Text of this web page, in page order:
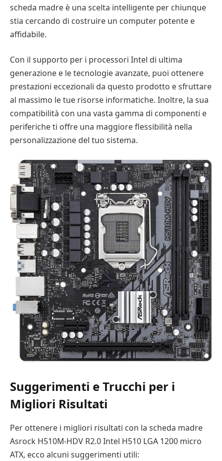
scheda madre è una scelta intelligente per chiunque
stia cercando di costruire un computer potente e
affidabile.
Con il supporto per i processori Intel di ultima
generazione e le tecnologie avanzate, puoi ottenere
prestazioni eccezionali da questo prodotto e sfruttare
al massimo le tue risorse informatiche. Inoltre, la sua
compatibilità con una vasta gamma di componenti e
periferiche ti offre una maggiore flessibilità nella
personalizzazione del tuo sistema.
Suggerimenti e Trucchi per i
Migliori Risultati
Per ottenere i migliori risultati con la scheda madre
Asrock H510M-HDV R2.0 Intel H510 LGA 1200 micro
ATX, ecco alcuni suggerimenti utili: